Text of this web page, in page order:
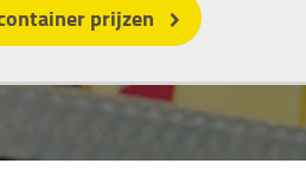
prijzen